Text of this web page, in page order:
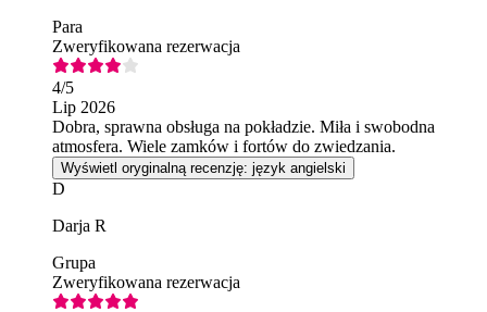
Para
Zweryfikowana rezerwacja
4/5
Lip 2026
Dobra, sprawna obsługa na pokładzie. Miła i swobodna
atmosfera. Wiele zamków i fortów do zwiedzania.
Wyświetl oryginalną recenzję: język angielski
D
Darja R
Grupa
Zweryfikowana rezerwacja